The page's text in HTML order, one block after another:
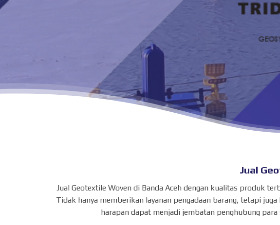
Jual
Jual Geotextile Woven di Banda Aceh dengan kualitas produk
Tidak hanya memberikan layanan pengadaan barang, tetapi
harapan dapat menjadi jembatan penghubung